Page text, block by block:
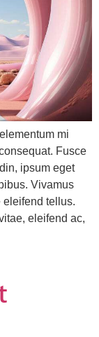
mi
Fusce
ipsum eget
Vivamus
eleifend tellus.
eleifend ac,